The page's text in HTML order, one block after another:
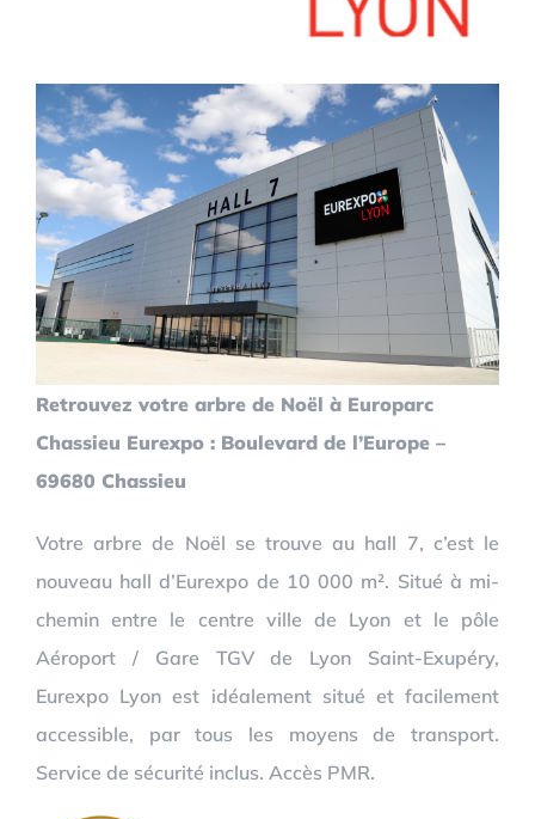
Retrouvez votre arbre de Noël à Europarc
Chassieu Eurexpo : Boulevard de l’Europe –
69680 Chassieu
Votre arbre de Noël se trouve au hall 7, c’est le
nouveau hall d’Eurexpo de 10 000 m². Situé à mi-
chemin entre le centre ville de Lyon et le pôle
Aéroport / Gare TGV de Lyon Saint-Exupéry,
Eurexpo Lyon est idéalement situé et facilement
accessible, par tous les moyens de transport.
Service de sécurité inclus. Accès PMR.